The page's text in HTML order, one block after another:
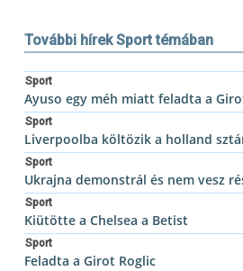
További hírek Sport témában
Sport
Ayuso egy méh miatt feladta a
Sport
Liverpoolba költözik a holland
Sport
Ukrajna demonstrál és nem vesz
Sport
Kiütötte a Chelsea a Betist
Sport
Feladta a Girot Roglic